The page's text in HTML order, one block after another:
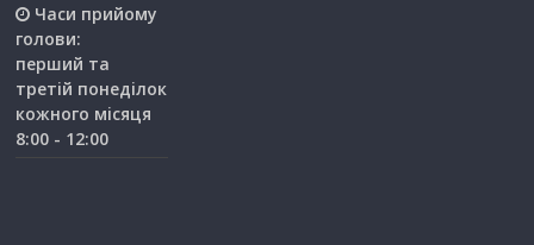
Часи прийому
голови:
перший та
третiй понедiлок
кожного мiсяця
8:00 - 12:00